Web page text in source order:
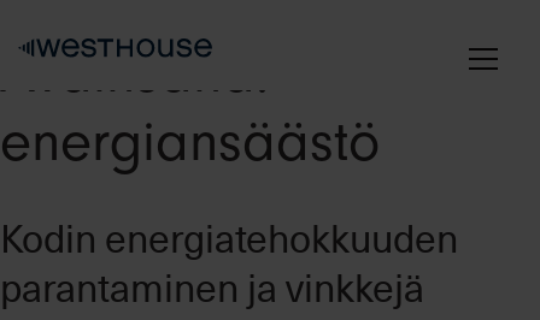
Avainsana:
energiansäästö
Kodin energiatehokkuuden
parantaminen ja vinkkejä